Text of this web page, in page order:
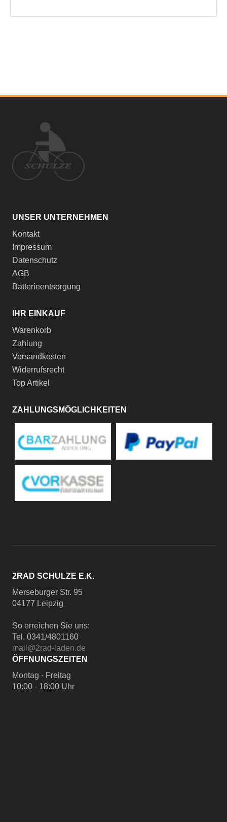
UNSER UNTERNEHMEN
Kontakt
Impressum
Datenschutz
AGB
Batterieentsorgung
IHR EINKAUF
Warenkorb
Zahlung
Versandkosten
Widerrufsrecht
Top Artikel
ZAHLUNGSMÖGLICHKEITEN
2RAD SCHULZE E.K.
Merseburger Str. 95
04177 Leipzig
So erreichen Sie uns:
Tel. 0341/4801160
mail@2rad-laden.de
ÖFFNUNGSZEITEN
Montag - Freitag
10:00 - 18:00 Uhr